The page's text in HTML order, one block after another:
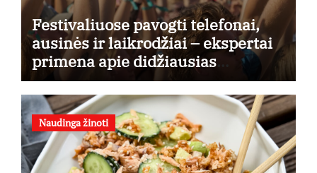
Festivaliuose pavogti telefonai,
ausinės ir laikrodžiai – ekspertai
primena apie didžiausias
finansines rizikas
Naudinga žinoti